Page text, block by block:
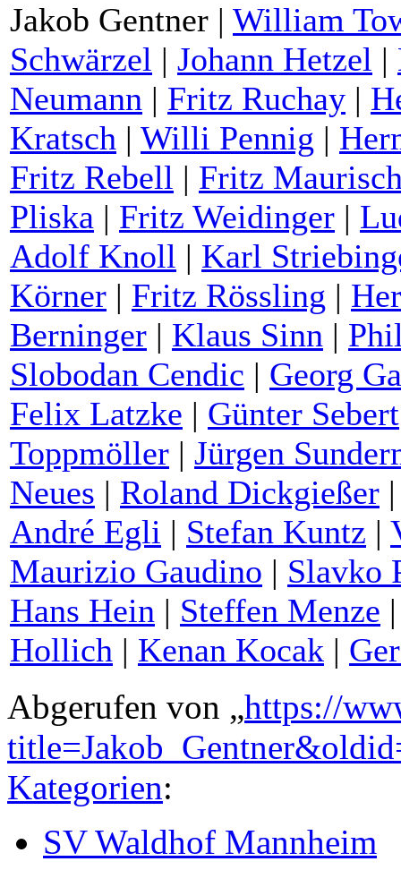
Jakob Gentner | William
Schwärzel | Johann Hetzel |
Neumann | Fritz Ruchay |
Kratsch | Willi Pennig |
Fritz Rebell | Fritz
Pliska | Fritz Weidinger |
Adolf Knoll | Karl
Körner | Fritz Rössling |
Berninger | Klaus Sinn |
Slobodan Cendic | Georg
Felix Latzke | Günter Sebert
Toppmöller | Jürgen
Neues | Roland Dickgießer
André Egli | Stefan Kuntz |
Maurizio Gaudino | Slavko
Hans Hein | Steffen Menze
Hollich | Kenan Kocak |
Abgerufen von „https://
Kategorien:
SV Waldhof Mannheim